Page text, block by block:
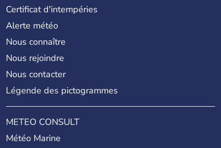
Certificat d'intempéries
Alerte météo
Nous connaître
Nous rejoindre
Nous contacter
Légende des pictogrammes
METEO CONSULT
Météo Marine